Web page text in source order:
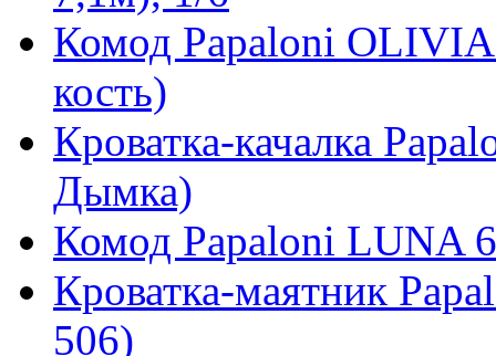
Комод Papaloni
кость)
Кроватка-качалка
Дымка)
Комод Papaloni LUNA
Кроватка-маятник
506)